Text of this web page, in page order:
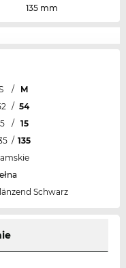
135 mm
/
M
/ 54
/
15
/ 135
Schwarz